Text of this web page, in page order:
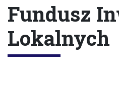
Fundusz
Lokalnych